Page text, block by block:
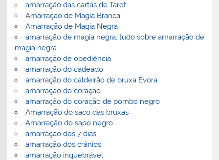
amarração das cartas de Tarot
Amarração de Magia Branca
Amarração de Magia Negra
amarração de magia negra, tudo sobre amarração de
magia negra
amarração de obediência
amarração do cadeado
amarração do caldeirão de bruxa Èvora
amarração do coração
amarração do coração de pombo negro
Amarração do saco das bruxas
Amarração do sapo negro
amarração dos 7 dias
amarração dos crânios
amarração inquebrável